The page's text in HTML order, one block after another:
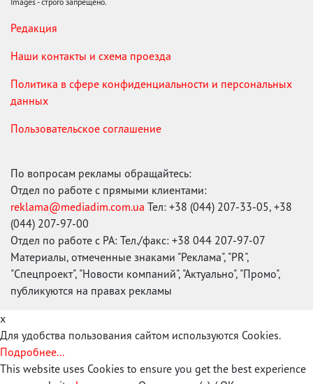
Редакция
Наши контакты и схема проезда
Политика в сфере конфиденциальности и персональных
данных
Пользовательское соглашение
По вопросам рекламы обращайтесь:
Отдел по работе с прямыми клиентами:
reklama@mediadim.com.ua Тел: +38 (044) 207-33-05, +38
(044) 207-97-00
Отдел по работе с РА: Тел./факс: +38 044 207-97-07
Материалы, отмеченные знаками "Реклама", "PR",
"Спецпроект", "Новости компаний", "Актуально", "Промо",
публикуются на правах рекламы
x
Для удобства пользования сайтом используются Cookies.
Подробнее...
This website uses Cookies to ensure you get the best experience